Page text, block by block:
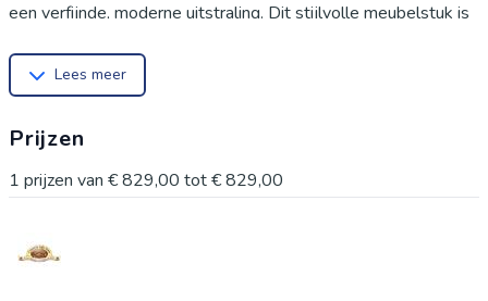
een verfijnde, moderne uitstraling. Dit stijlvolle meubelstuk is
materialen, waardoor het moeiteloos in verschillende
industrieel.
Lees meer
Prijzen
1 prijzen van € 829,00 tot€ 829,00